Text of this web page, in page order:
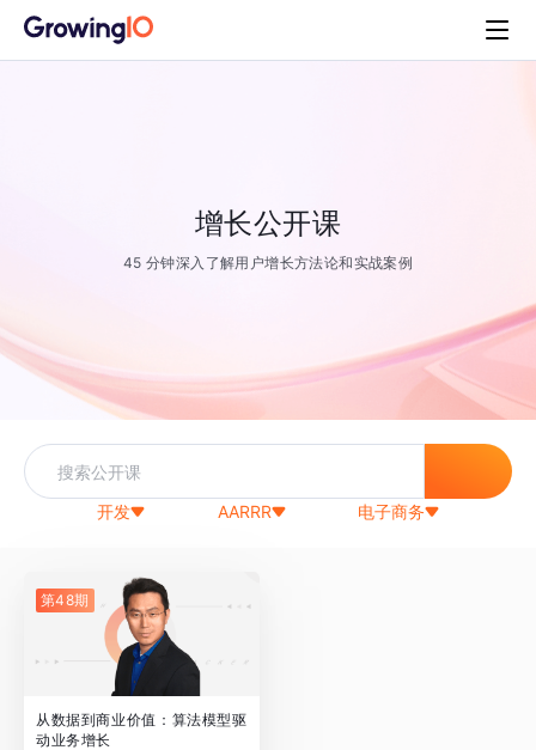
增长公开课
45 分钟深入了解用户增长方法论和实战案例
开发 AARRR 电子商务
第48期
从数据到商业价值：算法模型驱
动业务增长